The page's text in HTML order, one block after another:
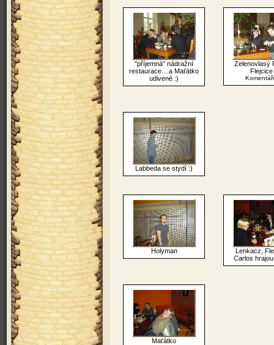
"příjemná" nádražní
restaurace....a Maťátko
udivené :)
Zelenovlasý
Flejcice
Labbeda se stydí :)
Holyman
Lenkacz,
Carlos
Maťátko